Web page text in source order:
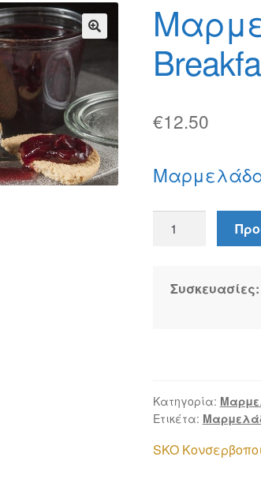
Τρόποι Πληρωμής
€12.50
Μαρμελάδα
Breakfast
Συσκευασίες:
Κατηγορία:
Ετικέτα:
SKO